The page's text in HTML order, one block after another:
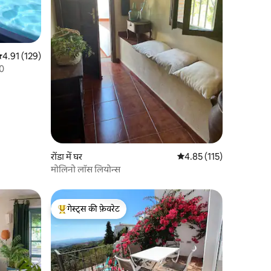
रेटिंग 5 में से 4.91, 129 समीक्षाएँ
4.91 (129)
रोंडा में घर औसत रेटिंग 5 में से 4.85,
4.85 (115)
मोलिनो लॉस लियोन्स
गेस्ट्स का टॉप फ़ेवरेट
गेस्ट्स की फ़ेवरेट